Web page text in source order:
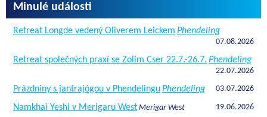
Minulé události
Retreat Longde vedený Oliverem Leickem Phendeling
07.08.2026
Retreat společných praxí se Zolim Cser 22.7.-26.7. Phendeling
22.07.2026
Prázdniny s jantrajógou v PhendelinguPhendeling 03.07.2026
Namkhai Yeshi v Merigaru West Merigar West 19.06.2026